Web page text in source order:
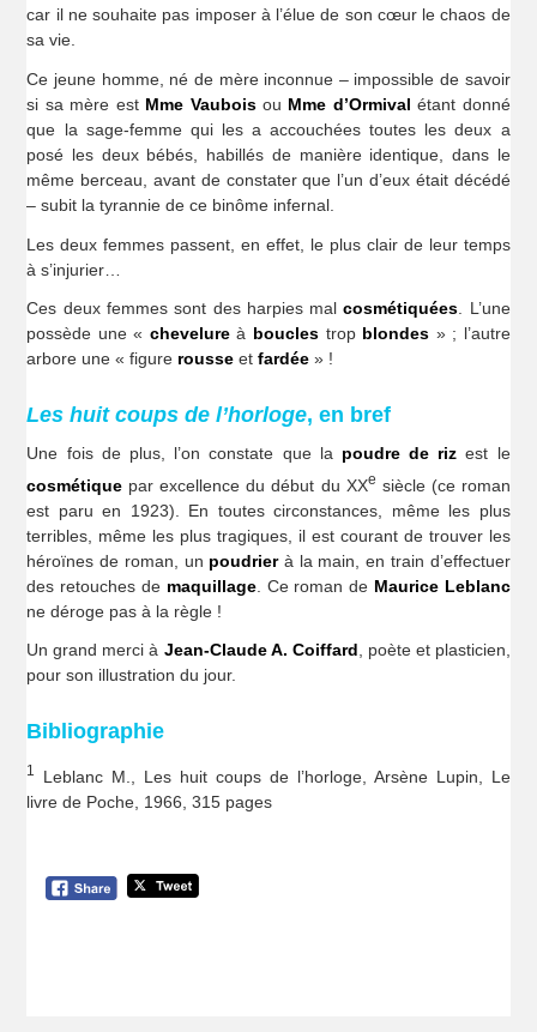
car il ne souhaite pas imposer à l’élue de son cœur le chaos de
sa vie.
Ce jeune homme, né de mère inconnue – impossible de savoir
si sa mère est Mme Vauboisou Mme d’Ormival étant donné
que la sage-femme qui les a accouchées toutes les deux a
posé les deux bébés, habillés de manière identique, dans le
même berceau, avant de constater que l’un d’eux était décédé
– subit la tyrannie de ce binôme infernal.
Les deux femmes passent, en effet, le plus clair de leur temps
à s’injurier…
Ces deux femmes sont des harpies malcosmétiquées. L’une
possède une « chevelureà boucles trop blondes » ; l’autre
arbore une « figure rousse etfardée » !
Les huit coups de l’horloge, en bref
Une fois de plus, l’on constate que la poudre de riz est le
cosmétique par excellence du début du XXe siècle (ce roman
est paru en 1923). En toutes circonstances, même les plus
terribles, même les plus tragiques, il est courant de trouver les
héroïnes de roman, un poudrierà la main, en train d’effectuer
des retouches de maquillage. Ce roman de Maurice Leblanc
ne déroge pas à la règle !
Un grand merci à Jean-Claude A. Coiffard, poète et plasticien,
pour son illustration du jour.
Bibliographie
1
Leblanc M., Les huit coups de l’horloge, Arsène Lupin, Le
livre de Poche, 1966, 315 pages